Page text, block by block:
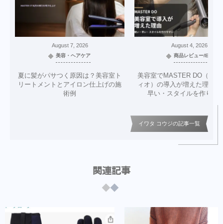
August 7, 2026
美容・ヘアケア
夏に髪がパサつく原因は？美容室ト
リートメントとアイロン仕上げの施
術例
August 4, 2026
商品レビュー/EC
美容室でMASTER DO（マ
ィオ）の導入が増えた理由
早い・スタイルを作りや
イワタ コウジの記事一覧
関連記事